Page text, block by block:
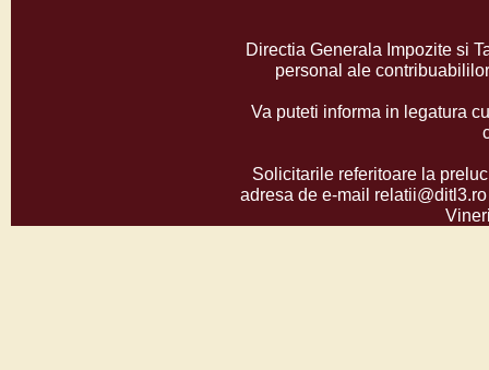
Directia Generala Impozite si
personal ale
Va puteti informa in legatura
Solicitarile referitoare la
adresa de e-mail